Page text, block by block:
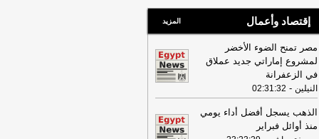
إقتصاد وأعمال المزيد
مصر تمنح الضوء الأخضر
لمشروع إماراتي جديد عملاق
في الزعفرانة
النيلين -
02:31:32
الذهب يسجل أفضل أداء يومي
منذ أوائل فبراير